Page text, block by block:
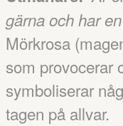
gärna och har
Mörkrosa
som provocerar
symboliserar
tagen på allvar.